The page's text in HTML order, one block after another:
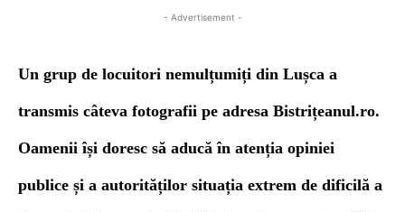
- Advertisement -
Un grup de locuitori nemulțumiți din Lușca a
transmis câteva fotografii pe adresa Bistrițeanul.ro.
Oamenii își doresc să aducă în atenția opiniei
publice și a autorităților situația extrem de dificilă a